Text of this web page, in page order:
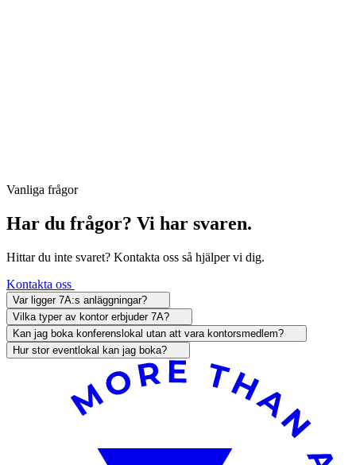
Vanliga frågor
Har du frågor? Vi har svaren.
Hittar du inte svaret? Kontakta oss så hjälper vi dig.
Kontakta oss
Var ligger 7A:s anläggningar?
Vilka typer av kontor erbjuder 7A?
Kan jag boka konferenslokal utan att vara kontorsmedlem?
Hur stor eventlokal kan jag boka?